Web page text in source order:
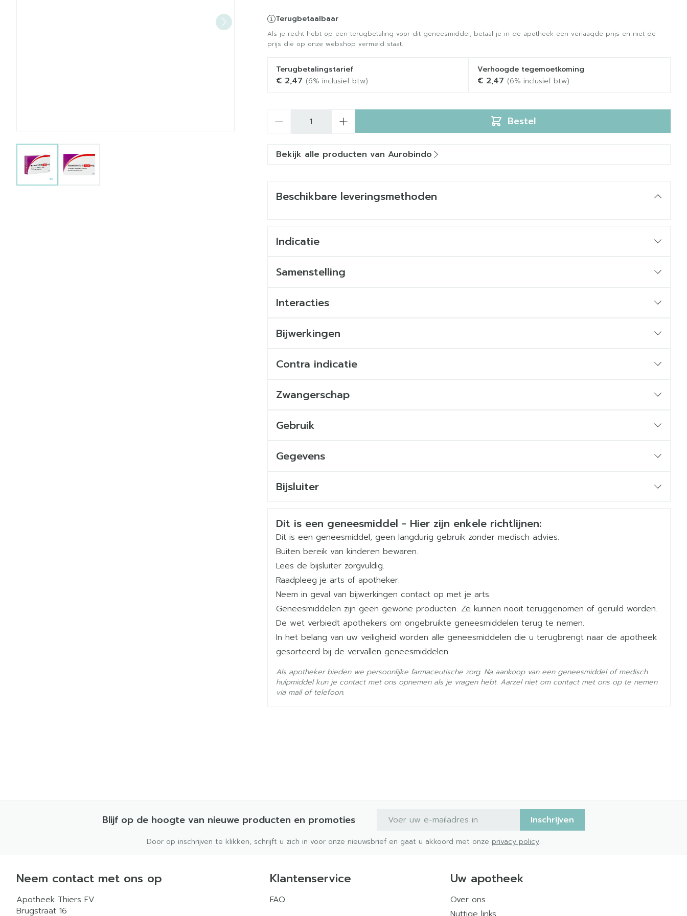
Terugbetaalbaar
Als je recht hebt op een terugbetaling voor dit geneesmiddel, betaal je in de apotheek een verlaagde prijs en niet de
prijs die op onze webshop vermeld staat.
Terugbetalingstarief
€ 2,47 (6% inclusief btw)
Verhoogde tegemoetkoming
€ 2,47 (6% inclusief btw)
Bestel
Bekijk alle producten van Aurobindo
Beschikbare leveringsmethoden
Indicatie
Samenstelling
Interacties
Bijwerkingen
Contra indicatie
Zwangerschap
Gebruik
Gegevens
Merken Aurobindo
Breedte 81 mm
Lengte 112 mm
Diepte 35 mm
Ingrediënten
paracetamol
Behoud Kamertemperatuur (15°C - 25°C)
Bijsluiter
Veiligheidsinformatie
Dit is een geneesmiddel - Hier zijn enkele richtlijnen:
Dit is een geneesmiddel, geen langdurig gebruik zonder medisch advies.
Buiten bereik van kinderen bewaren.
Lees de bijsluiter zorgvuldig.
Raadpleeg je arts of apotheker.
Neem in geval van bijwerkingen contact op met je arts.
Geneesmiddelen zijn geen gewone producten. Ze kunnen nooit teruggenomen of geruild worden.
De wet verbiedt apothekers om ongebruikte geneesmiddelen terug te nemen.
In het belang van uw veiligheid worden alle geneesmiddelen die u terugbrengt naar de apotheek
gesorteerd bij de vervallen geneesmiddelen.
Als apotheker bieden we persoonlijke farmaceutische zorg. Na aankoop van een geneesmiddel of medisch
hulpmiddel kun je contact met ons opnemen als je vragen hebt. Aarzel niet om contact met ons op te nemen
via mail of telefoon.
Blijf op de hoogte van nieuwe producten en promoties E-mail adres Inschrijven
Door op inschrijven te klikken, schrijft u zich in voor onze nieuwsbrief en gaat u akkoord met onze privacy policy.
Neem contact met ons op
Apotheek Thiers FV
Brugstraat 16
Klantenservice
FAQ
Uw apotheek
Over ons